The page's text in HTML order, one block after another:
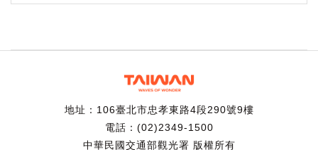
地址：106臺北市忠孝東路4段290號9樓
電話：(02)2349-1500
中華民國交通部觀光署 版權所有